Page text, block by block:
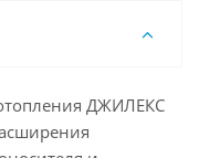
ДЖИЛЕКС